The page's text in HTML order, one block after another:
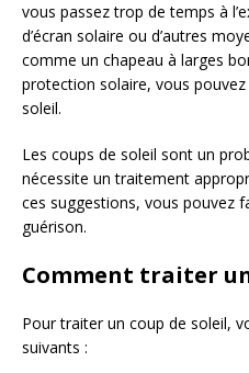
vous passez trop de temps à
d’écran solaire ou d’autres
comme un chapeau à larges
protection solaire, vous
soleil.
Les coups de soleil sont un
nécessite un traitement
ces suggestions, vous pouvez
guérison.
Comment traiter
Pour traiter un coup de soleil,
suivants :